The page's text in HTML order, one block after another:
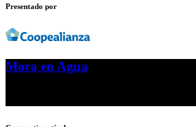
Presentado por
Mora en Agua